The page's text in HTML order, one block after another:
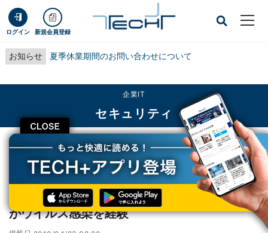
ログイン 新規会員登録
お知らせ 夏季休業期間のお問い合わせについて
CLOSE
企業IT
セキュリティ
TECH+ 企業IT
セキュリティ
サポート切れOSを利用している企業の過半数がウイルス感染を経験
サポート切れOSを利用している企業の過半数
がウイルス感染を経験